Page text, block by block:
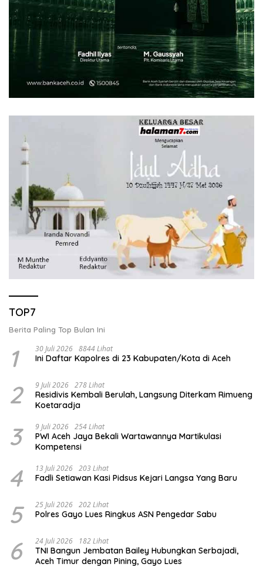
TOP7
Berita Paling Top Bulan Ini
1 30 Juli 2026 8844 Lihat
Ini Daftar Kapolres di 23 Kabupaten/Kota di Aceh
2 9 Juli 2026 278 Lihat
Residivis Kembali Berulah, Langsung Diterkam Rimueng
Koetaradja
3 9 Juli 2026 254 Lihat
PWI Aceh Jaya Bekali Wartawannya Martikulasi
Kompetensi
4 13 Juli 2026 203 Lihat
Fadli Setiawan Kasi Pidsus Kejari Langsa Yang Baru
5 25 Juli 2026 202 Lihat
Polres Gayo Lues Ringkus ASN Pengedar Sabu
6 24 Juli 2026 182 Lihat
TNI Bangun Jembatan Bailey Hubungkan Serbajadi,
Aceh Timur dengan Pining, Gayo Lues